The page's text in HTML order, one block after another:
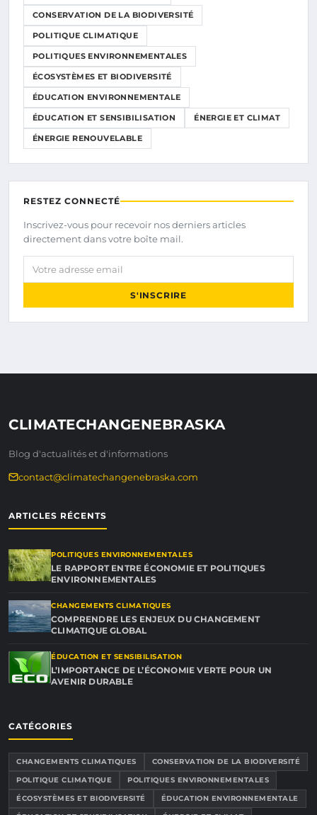
CONSERVATION DE LA BIODIVERSITÉ
POLITIQUE CLIMATIQUE
POLITIQUES ENVIRONNEMENTALES
ÉCOSYSTÈMES ET BIODIVERSITÉ
ÉDUCATION ENVIRONNEMENTALE
ÉDUCATION ET SENSIBILISATION ÉNERGIE ET CLIMAT
ÉNERGIE RENOUVELABLE
RESTEZ CONNECTÉ
Inscrivez-vous pour recevoir nos derniers articles
directement dans votre boîte mail.
Votre adresse email
S'INSCRIRE
CLIMATECHANGENEBRASKA
Blog d'actualités et d'informations
contact@climatechangenebraska.com
ARTICLES RÉCENTS
POLITIQUES ENVIRONNEMENTALES
LE RAPPORT ENTRE ÉCONOMIE ET POLITIQUES
ENVIRONNEMENTALES
CHANGEMENTS CLIMATIQUES
COMPRENDRE LES ENJEUX DU CHANGEMENT
CLIMATIQUE GLOBAL
ÉDUCATION ET SENSIBILISATION
L’IMPORTANCE DE L’ÉCONOMIE VERTE POUR UN
AVENIR DURABLE
CATÉGORIES
CHANGEMENTS CLIMATIQUES
CONSERVATION DE LA BIODIVERSITÉ
POLITIQUE CLIMATIQUE
POLITIQUES ENVIRONNEMENTALES
ÉCOSYSTÈMES ET BIODIVERSITÉ
ÉDUCATION ENVIRONNEMENTALE